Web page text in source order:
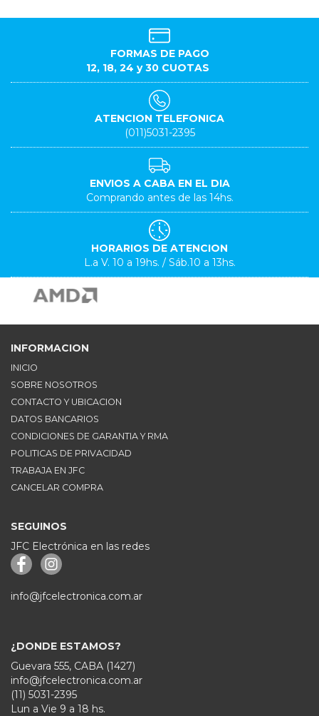
FORMAS DE PAGO
12, 18, 24 y 30 CUOTAS
ATENCION TELEFONICA
(011)5031-2395
ENVIOS A CABA EN EL DIA
Comprando antes de las 14hs.
HORARIOS DE ATENCION
L.a V. 10 a 19hs. / Sáb.10 a 13hs.
INFORMACION
INICIO
SOBRE NOSOTROS
CONTACTO Y UBICACION
DATOS BANCARIOS
CONDICIONES DE GARANTIA Y RMA
POLITICAS DE PRIVACIDAD
TRABAJA EN JFC
CANCELAR COMPRA
SEGUINOS
JFC Electrónica en las redes
info@jfcelectronica.com.ar
¿DONDE ESTAMOS?
Guevara 555, CABA (1427)
info@jfcelectronica.com.ar
(11) 5031-2395
Lun a Vie 9 a 18 hs.